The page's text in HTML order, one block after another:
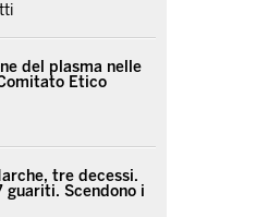
del plasma nelle
Etico
tre decessi.
guariti. Scendono i